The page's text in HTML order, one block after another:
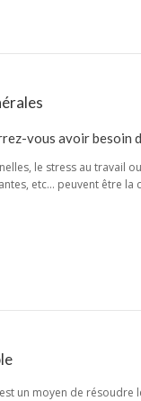
vous avoir besoin
le stress au travail
etc… peuvent être la
un moyen de résoudre